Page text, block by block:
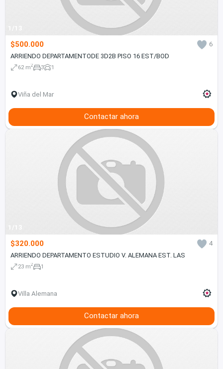
1/13
$500.000
6
ARRIENDO DEPARTAMENTODE 3D2B PISO 16 EST/BOD
62 m2 3 1
Viña del Mar
Contactar ahora
1/13
$320.000
4
ARRIENDO DEPARTAMENTO ESTUDIO V. ALEMANA EST. LAS
23 m2 1
Villa Alemana
Contactar ahora